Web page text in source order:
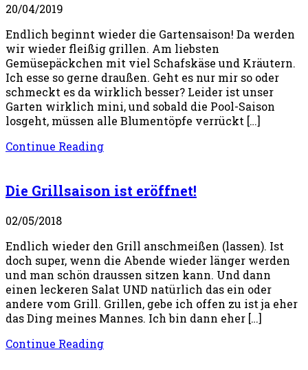
20/04/2019
Endlich beginnt wieder die Gartensaison! Da werden
wir wieder fleißig grillen. Am liebsten
Gemüsepäckchen mit viel Schafskäse und Kräutern.
Ich esse so gerne draußen. Geht es nur mir so oder
schmeckt es da wirklich besser? Leider ist unser
Garten wirklich mini, und sobald die Pool-Saison
losgeht, müssen alle Blumentöpfe verrückt […]
Continue Reading
Die Grillsaison ist eröffnet!
02/05/2018
Endlich wieder den Grill anschmeißen (lassen). Ist
doch super, wenn die Abende wieder länger werden
und man schön draussen sitzen kann. Und dann
einen leckeren Salat UND natürlich das ein oder
andere vom Grill. Grillen, gebe ich offen zu ist ja eher
das Ding meines Mannes. Ich bin dann eher […]
Continue Reading